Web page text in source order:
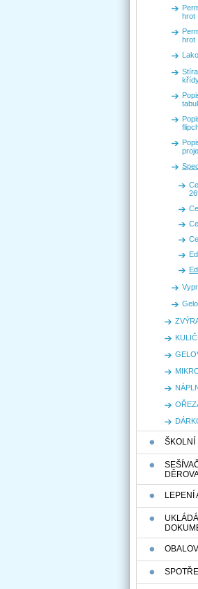
hrot
hrot
ŠKOLNÍ
LEPENÍ